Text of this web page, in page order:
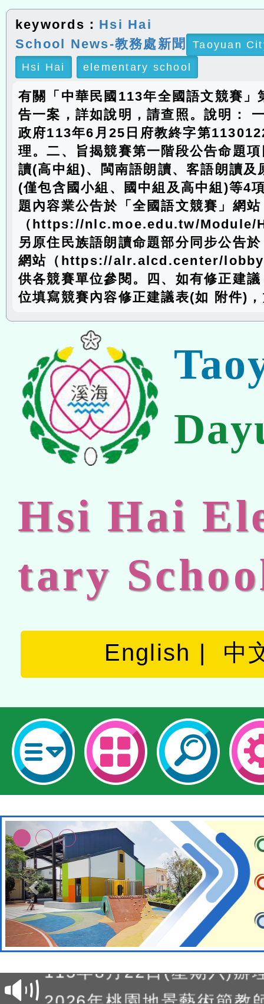
keywords： Hsi Hai
School News-教務處新聞
Taoyuan
Hsi Hai
elementary school
有關「中華民國113年全國語文競賽」
告一案，詳如說明，請查照。說明：
政府113年6月25日府教終字第
理。二、旨揭競賽第一階段公告命題
讀(高中組)、閩南語朗讀、客語朗讀及
(僅包含國小組、國中組及高中組)等4
題內容業公告於「全國語文競賽」網站
（https://nlc.moe.edu.tw/Module/
另原住民族語朗讀命題部分同步公告
網站（https://alr.alcd.center/lobby
供各競賽單位參閱。四、如有修正建
位填寫競賽內容修正建議表(如 附件)
Hsi Hai
tary
English 中
轉知經濟部水利署委託財
位及節水達人選拔活動」
市孔廟祈福系列活動—儒
2026年桃園地景藝術節教